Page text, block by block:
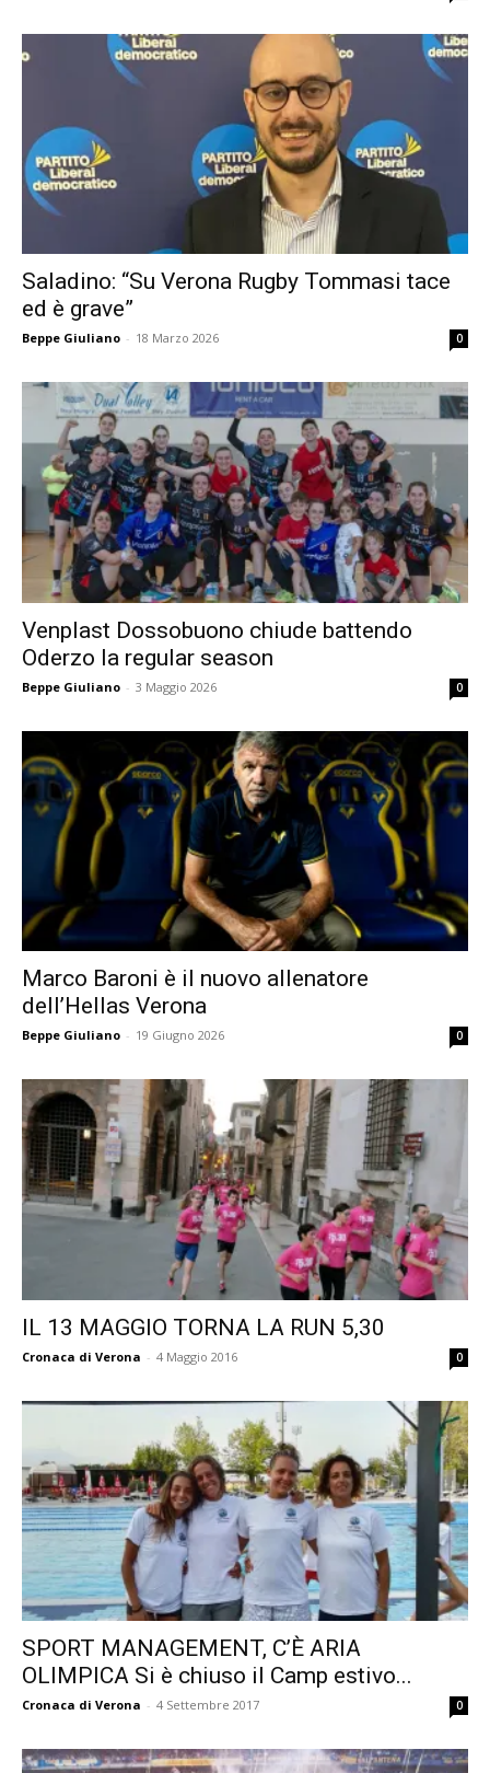
Saladino: “Su Verona Rugby Tommasi tace
ed è grave”
Beppe Giuliano - 18 Marzo 2026 0
Venplast Dossobuono chiude battendo
Oderzo la regular season
Beppe Giuliano - 3 Maggio 2026 0
Marco Baroni è il nuovo allenatore
dell’Hellas Verona
Beppe Giuliano - 19 Giugno 2026 0
IL 13 MAGGIO TORNA LA RUN 5,30
Cronaca di Verona - 4 Maggio 2016 0
SPORT MANAGEMENT, C’È ARIA
OLIMPICA Si è chiuso il Camp estivo...
Cronaca di Verona - 4 Settembre 2017 0